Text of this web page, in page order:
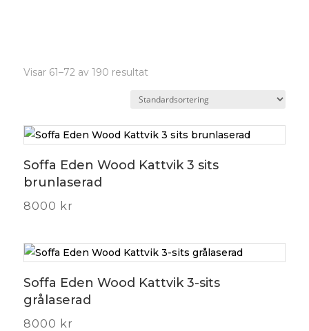
Visar 61–72 av 190 resultat
Soffa Eden Wood Kattvik 3 sits
brunlaserad
8000 kr
Soffa Eden Wood Kattvik 3-sits
grålaserad
8000 kr